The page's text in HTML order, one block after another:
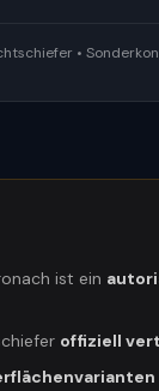
•
ist ein
offiziell